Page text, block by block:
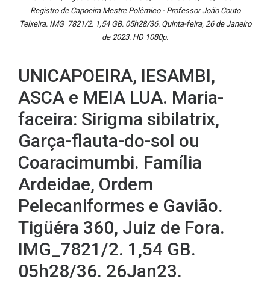
Registro de Capoeira Mestre Polêmico - Professor João Couto
Teixeira. IMG_7821/2. 1,54 GB. 05h28/36. Quinta-feira, 26 de Janeiro
de 2023. HD 1080p.
UNICAPOEIRA, IESAMBI,
ASCA e MEIA LUA. Maria-
faceira: Sirigma sibilatrix,
Garça-flauta-do-sol ou
Coaracimumbi. Família
Ardeidae, Ordem
Pelecaniformes e Gavião.
Tigüéra 360, Juiz de Fora.
IMG_7821/2. 1,54 GB.
05h28/36. 26Jan23.